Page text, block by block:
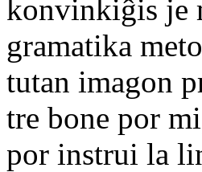
konvinkiĝis je
gramatika
tutan imagon
tre bone por
por instrui la